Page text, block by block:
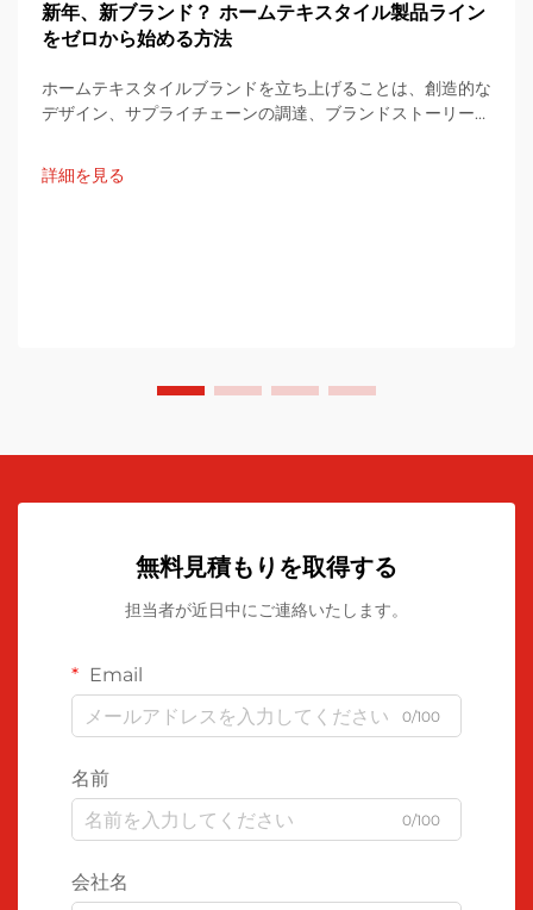
新年、新ブランド？ ホームテキスタイル製品ライン
をゼロから始める方法
ホームテキスタイルブランドを立ち上げることは、創造的な
デザイン、サプライチェーンの調達、ブランドストーリーの
のアイデアから...までの一連のプロセスを網羅した実用的な
ステップバイステップの計画を提供します。
詳細を見る
無料見積もりを取得する
担当者が近日中にご連絡いたします。
Email
0/100
名前
0/100
会社名